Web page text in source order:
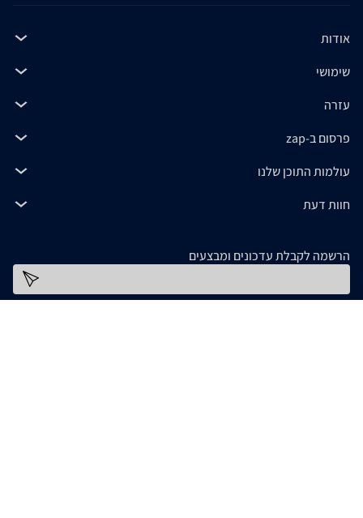
אודות
שימושי
עזרה
פרסום ב-zap
עולמות התוכן שלנו
חוות דעת
הרשמה לקבלת עדכונים ומבצעים